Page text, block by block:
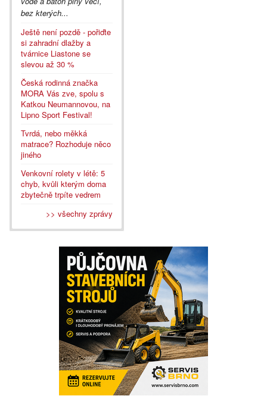
bez kterých...
Ještě není pozdě - pořiďte
si zahradní dlažby a
tvárnice Liastone se
slevou až 30 %
Česká rodinná značka
MORA Vás zve, spolu s
Katkou Neumannovou, na
Lipno Sport Festival!
Tvrdá, nebo měkká
matrace? Rozhoduje něco
jiného
Venkovní rolety v létě: 5
chyb, kvůli kterým doma
zbytečně trpíte vedrem
>> všechny zprávy